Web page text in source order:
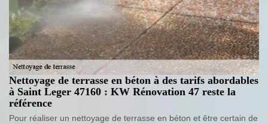
Nettoyage de terrasse en béton à des tarifs abordables
à Saint Leger 47160 : KW Rénovation 47 reste la
référence
Pour réaliser un nettoyage de terrasse en béton et être certain de